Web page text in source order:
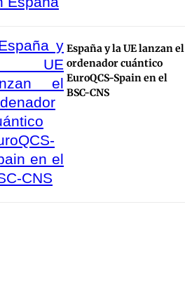
España y la UE lanzan el
ordenador cuántico
EuroQCS-Spain en el
BSC-CNS